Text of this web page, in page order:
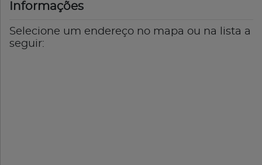
Informações
Selecione um endereço no mapa ou na lista a
seguir: